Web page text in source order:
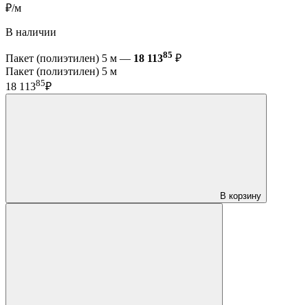
₽/м
В наличии
Пакет (полиэтилен) 5 м — 18 11385 ₽
Пакет (полиэтилен) 5 м
18 11385₽
В корзину